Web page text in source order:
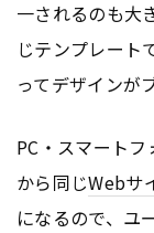
一されるのも大
じテンプレート
ってデザインが
PC・スマートフ
から同じWebサ
になるので、ユ